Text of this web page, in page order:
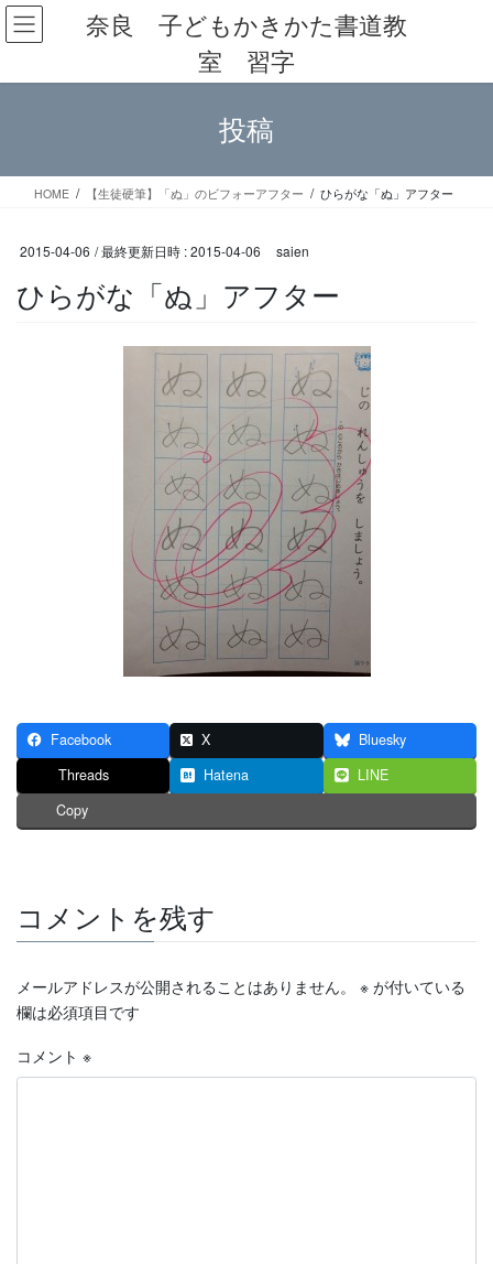
コ
ン
ン
キ
ナ
ビ
ー
に
奈良 子どもかきかた書道教
室 習字
投稿
HOME 【生徒硬筆】「ぬ」のビフォーアフター ひらがな「ぬ」アフター
2015-04-06 / 最終更新日時 :2015-04-06 saien
ひらがな「ぬ」アフター
Facebook X
Bluesky
Threads
Hatena
LINE
Copy
コメントを残す
メールアドレスが公開されることはありません。 ※ が付いている
欄は必須項目です
コメント ※